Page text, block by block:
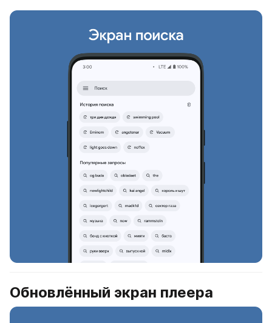
Обновлённый экран плеера